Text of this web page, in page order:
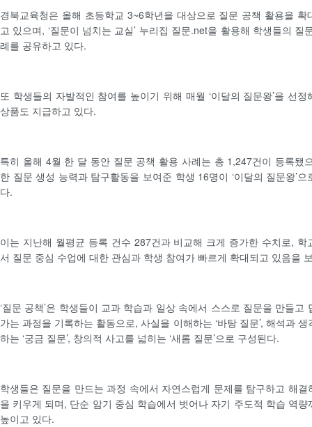
경북교육청은 올해 초등학교 3~6학년을 대상으로 질문 공책 활용을 확
고 있으며, ‘질문이 넘치는 교실’ 누리집 질문.net을 활용해 학생들의 질
례를 공유하고 있다.
또 학생들의 자발적인 참여를 높이기 위해 매월 ‘이달의 질문왕’을 선정
상품도 지급하고 있다.
특히 올해 4월 한 달 동안 질문 공책 활용 사례는 총 1,247건이 등록됐
한 질문 생성 능력과 탐구활동을 보여준 학생 16명이 ‘이달의 질문왕’으
다.
이는 지난해 월평균 등록 건수 287건과 비교해 크게 증가한 수치로, 학
서 질문 중심 수업에 대한 관심과 학생 참여가 빠르게 확대되고 있음을
‘질문 공책’은 학생들이 교과 학습과 일상 속에서 스스로 질문을 만들고
가는 과정을 기록하는 활동으로, 사실을 이해하는 ‘바탕 질문’, 해석과 생
하는 ‘궁금 질문’, 창의적 사고를 넓히는 ‘새롬 질문’으로 구성된다.
학생들은 질문을 만드는 과정 속에서 자연스럽게 문제를 탐구하고 해결
을 키우게 되며, 단순 암기 중심 학습에서 벗어나 자기 주도적 학습 역량
높이고 있다.